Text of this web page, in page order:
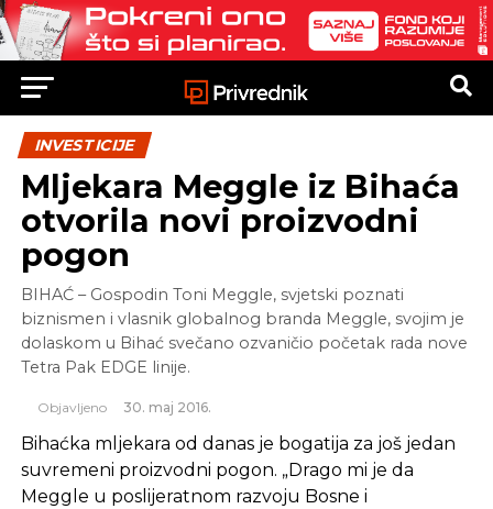
INVESTICIJE
Mljekara Meggle iz Bihaća
otvorila novi proizvodni
pogon
BIHAĆ – Gospodin Toni Meggle, svjetski poznati
biznismen i vlasnik globalnog branda Meggle, svojim je
dolaskom u Bihać svečano ozvaničio početak rada nove
Tetra Pak EDGE linije.
Objavljeno 30. maj 2016.
Bihaćka mljekara od danas je bogatija za još jedan
suvremeni proizvodni pogon. „Drago mi je da
Meggle u poslijeratnom razvoju Bosne i